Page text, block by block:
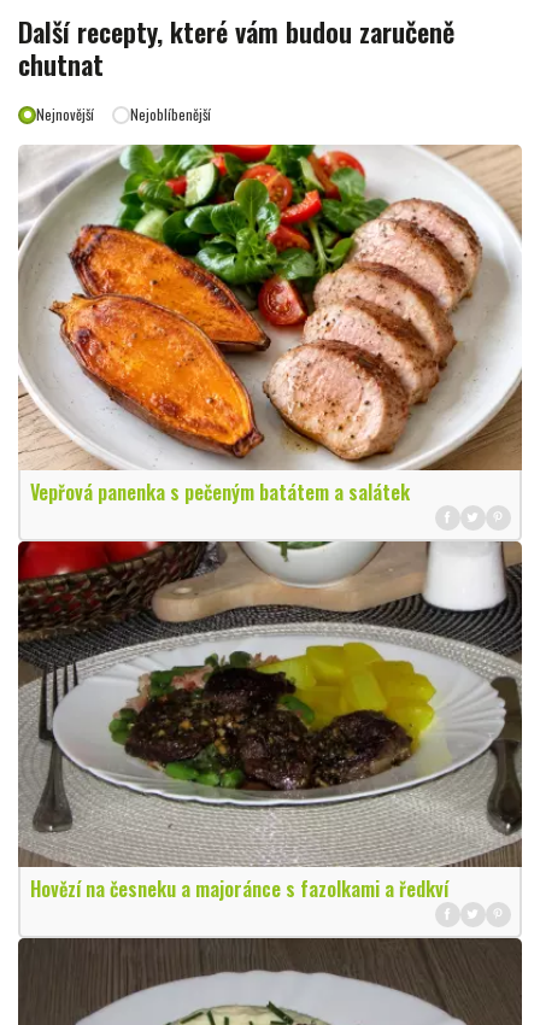
Další recepty, které vám budou zaručeně
chutnat
Nejnovější Nejoblíbenější
Vepřová panenka s pečeným batátem a salátek
Hovězí na česneku a majoránce s fazolkami a ředkví